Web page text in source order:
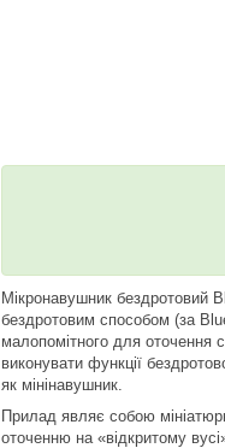
Мікронавушник бездротовий
бездротовим способом (за
малопомітного для оточення
виконувати функції
як мінінавушник.
Прилад являє собою
оточенню на «відкритому